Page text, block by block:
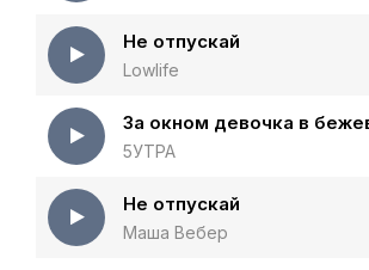
Не отпускай
Lowlife
5УТРА
Не отпускай
Маша Вебер